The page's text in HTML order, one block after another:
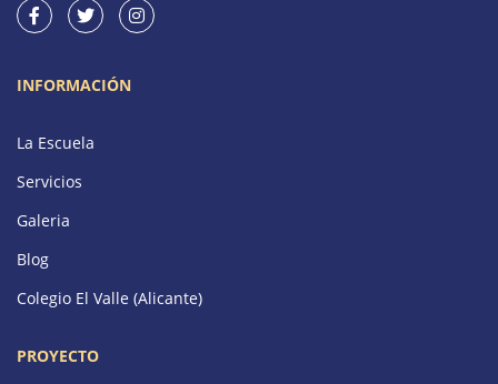
INFORMACIÓN
La Escuela
Servicios
Galeria
Blog
Colegio El Valle (Alicante)
PROYECTO